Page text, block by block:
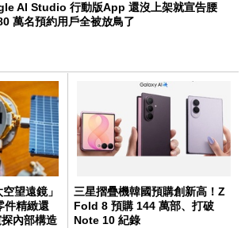
AI Studio 行動版App 還沒上架就宣告腰
萬名預約用戶全被放鳥了
望遠鏡」
件精緻還
內部構造
三星摺疊機韓國預購創新高！Z
Fold 8 預購 144 萬部、打破
Note 10 紀錄